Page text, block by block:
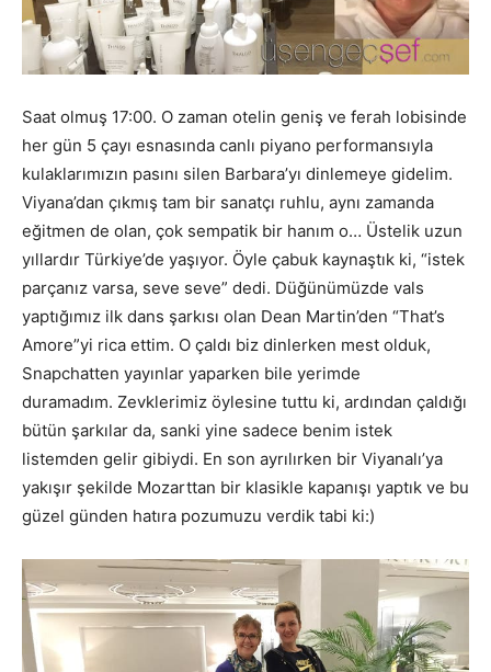
Saat olmuş 17:00. O zaman otelin geniş ve ferah lobisinde
her gün 5 çayı esnasında canlı piyano performansıyla
kulaklarımızın pasını silen Barbara’yı dinlemeye gidelim.
Viyana’dan çıkmış tam bir sanatçı ruhlu, aynı zamanda
eğitmen de olan, çok sempatik bir hanım o… Üstelik uzun
yıllardır Türkiye’de yaşıyor. Öyle çabuk kaynaştık ki, “istek
parçanız varsa, seve seve” dedi. Düğünümüzde vals
yaptığımız ilk dans şarkısı olan Dean Martin’den “That’s
Amore”yi rica ettim. O çaldı biz dinlerken mest olduk,
Snapchatten yayınlar yaparken bile yerimde
duramadım. Zevklerimiz öylesine tuttu ki, ardından çaldığı
bütün şarkılar da, sanki yine sadece benim istek
listemden gelir gibiydi. En son ayrılırken bir Viyanalı’ya
yakışır şekilde Mozarttan bir klasikle kapanışı yaptık ve bu
güzel günden hatıra pozumuzu verdik tabi ki:)